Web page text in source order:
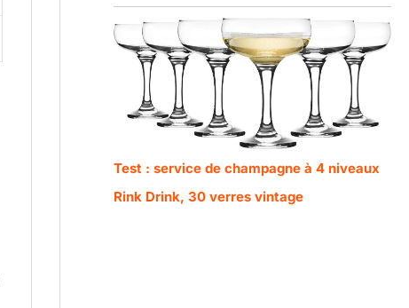
Test : service de champagne à 4 niveaux
Rink Drink, 30 verres vintage